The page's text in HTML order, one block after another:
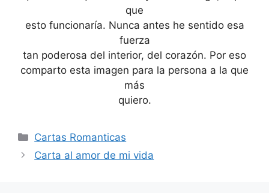
que
esto funcionaría. Nunca antes he sentido esa
fuerza
tan poderosa del interior, del corazón. Por eso
comparto esta imagen para la persona a la que
más
quiero.
Categories
Cartas Romanticas
Carta al amor de mi vida